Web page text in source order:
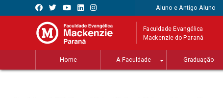
Aluno e Antigo Aluno
Faculdade Evangélica
Mackenzie do Paraná
Home A Faculdade Graduação